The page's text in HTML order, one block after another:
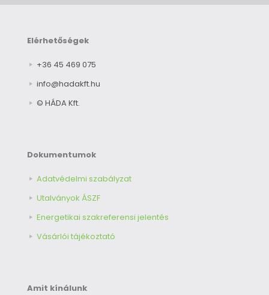
Elérhetőségek
+36 45 469 075
info@hadakft.hu
© HÁDA Kft.
Dokumentumok
Adatvédelmi szabályzat
Utalványok ÁSZF
Energetikai szakreferensi jelentés
Vásárlói tájékoztató
Amit kínálunk